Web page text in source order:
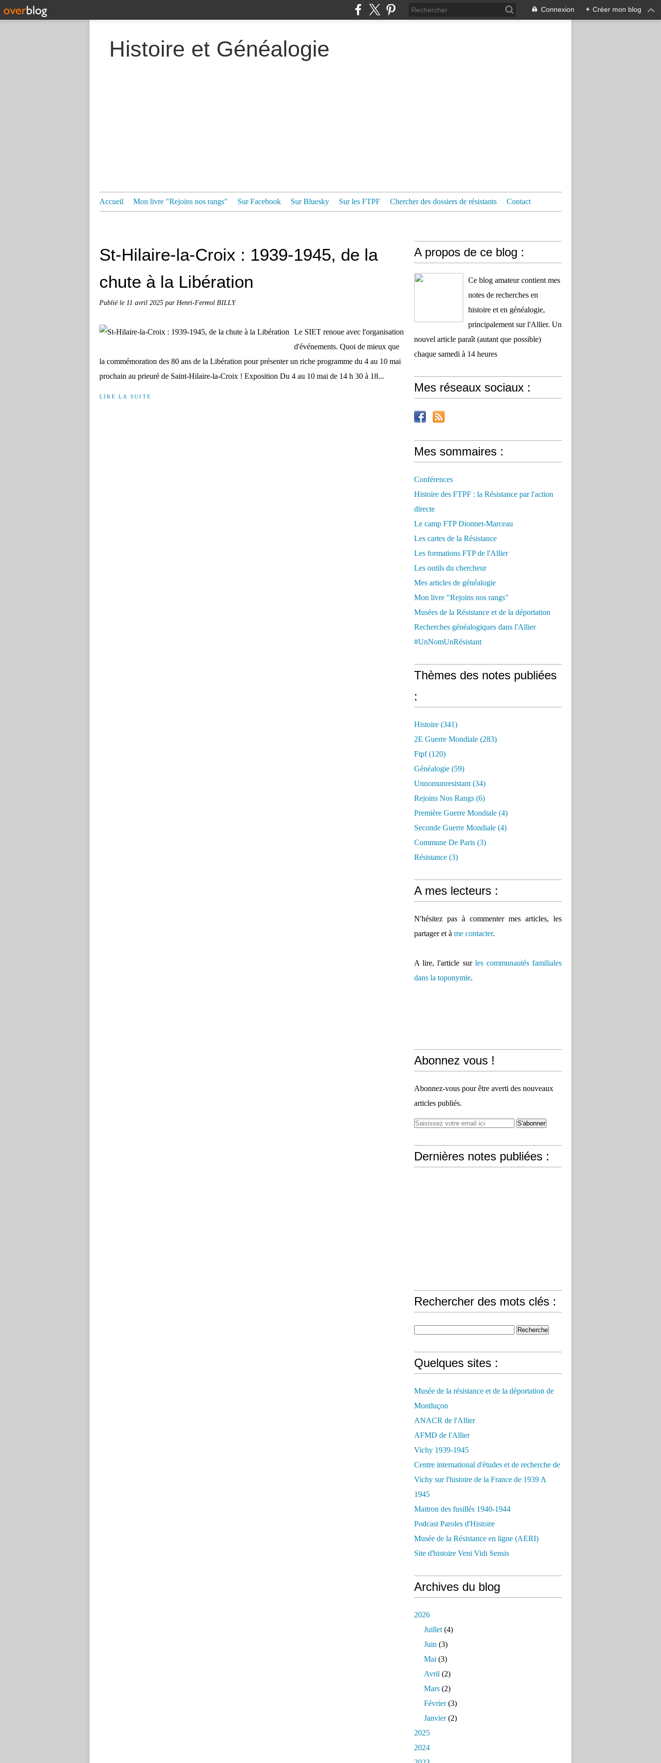
Connexion + Créer mon blog
Histoire et Généalogie
Accueil Mon livre "Rejoins nos rangs" Sur Facebook Sur Bluesky Sur les FTPF Chercher des dossiers de résistants Contact
St-Hilaire-la-Croix : 1939-1945, de la
chute à la Libération
Publié le 11 avril 2025 par Henri-Ferreol BILLY
Le SIET renoue avec l'organisation
d'événements. Quoi de mieux que
la commémoration des 80 ans de la Libération pour présenter un riche programme du 4 au 10 mai
prochain au prieuré de Saint-Hilaire-la-Croix ! Exposition Du 4 au 10 mai de 14 h 30 à 18...
LIRE LA SUITE
A propos de ce blog :
Ce blog amateur contient mes
notes de recherches en
histoire et en généalogie,
principalement sur l'Allier. Un
nouvel article paraît (autant que possible)
chaque samedi à 14 heures
Mes réseaux sociaux :
Mes sommaires :
Conférences
Histoire des FTPF : la Résistance par l'action
directe
Le camp FTP Dionnet-Marceau
Les cartes de la Résistance
Les formations FTP de l'Allier
Les outils du chercheur
Mes articles de généalogie
Mon livre "Rejoins nos rangs"
Musées de la Résistance et de la déportation
Recherches généalogiques dans l'Allier
#UnNomUnRésistant
Thèmes des notes publiées
:
Histoire (341)
2E Guerre Mondiale (283)
Ftpf (120)
Généalogie (59)
Unnomunresistant (34)
Rejoins Nos Rangs (6)
Première Guerre Mondiale (4)
Seconde Guerre Mondiale (4)
Commune De Paris (3)
Résistance (3)
A mes lecteurs :
N'hésitez pas à commenter mes articles, les
partager et à me contacter.
A lire, l'article sur les communautés familiales
dans la toponymie.
Abonnez vous !
Abonnez-vous pour être averti des nouveaux
articles publiés.
Dernières notes publiées :
Rechercher des mots clés :
Quelques sites :
Musée de la résistance et de la déportation de
Montluçon
ANACR de l'Allier
AFMD de l'Allier
Vichy 1939-1945
Centre international d'études et de recherche de
Vichy sur l'histoire de la France de 1939 A
1945
Maitron des fusillés 1940-1944
Podcast Paroles d'Histoire
Musée de la Résistance en ligne (AERI)
Site d'histoire Veni Vidi Sensis
Archives du blog
2026
Juillet (4)
Juin (3)
Mai (3)
Avril (2)
Mars (2)
Février(3)
Janvier(2)
2025
2024